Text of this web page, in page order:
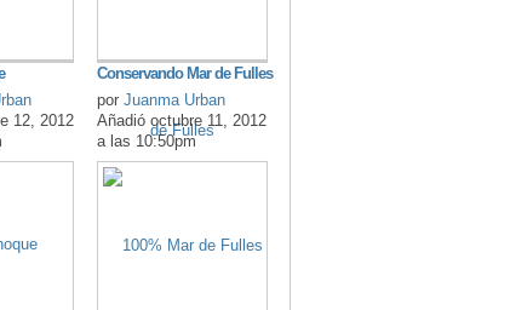
12, 2012
Conservando Mar de Fulles
porJuanma Urban
Añadió octubre 11, 2012
a las 10:50pm